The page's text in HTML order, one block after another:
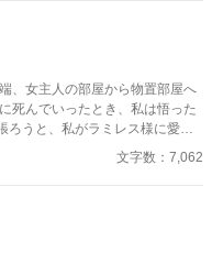
、女主人の部屋から物置部屋へ
死んでいったとき、私は悟った
うと、私がラミレス様に愛さ
文字数：7,062